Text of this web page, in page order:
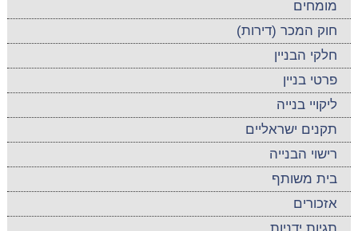
מומחים
חוק המכר (דירות)
חלקי הבניין
פרטי בניין
ליקויי בנייה
תקנים ישראליים
רישוי הבנייה
בית משותף
אזכורים
תגיות ידניות